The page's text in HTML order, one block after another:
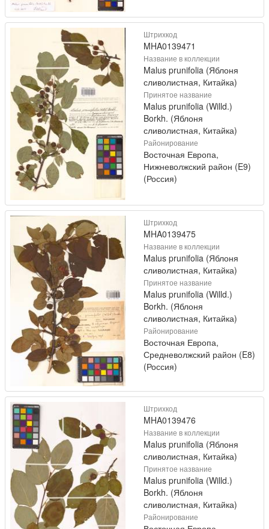
Штрихкод
MHA0139471
Название в коллекции
Malus prunifolia (Яблоня
сливолистная, Китайка)
Принятое название
Malus prunifolia (Willd.)
Borkh. (Яблоня
сливолистная, Китайка)
Районирование
Восточная Европа,
Нижневолжский район (E9)
(Россия)
Штрихкод
MHA0139475
Название в коллекции
Malus prunifolia (Яблоня
сливолистная, Китайка)
Принятое название
Malus prunifolia (Willd.)
Borkh. (Яблоня
сливолистная, Китайка)
Районирование
Восточная Европа,
Средневолжский район (E8)
(Россия)
Штрихкод
MHA0139476
Название в коллекции
Malus prunifolia (Яблоня
сливолистная, Китайка)
Принятое название
Malus prunifolia (Willd.)
Borkh. (Яблоня
сливолистная, Китайка)
Районирование